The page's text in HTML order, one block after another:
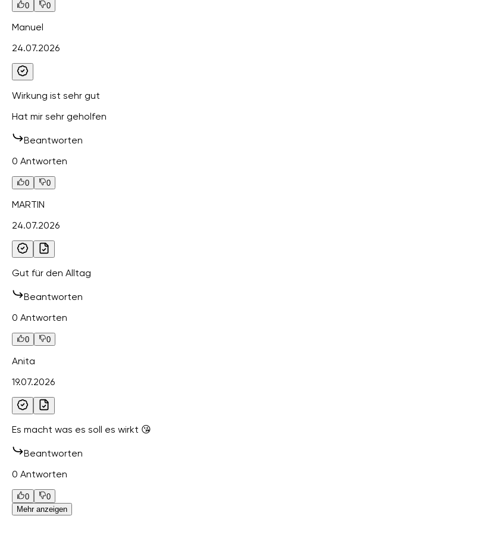
0 0
Manuel
24.07.2026
Wirkung ist sehr gut
Hat mir sehr geholfen
Beantworten
0 Antworten
0 0
MARTIN
24.07.2026
Gut für den Alltag
Beantworten
0 Antworten
0 0
Anita
19.07.2026
Es macht was es soll es wirkt 😘
Beantworten
0 Antworten
0
0
Mehr anzeigen